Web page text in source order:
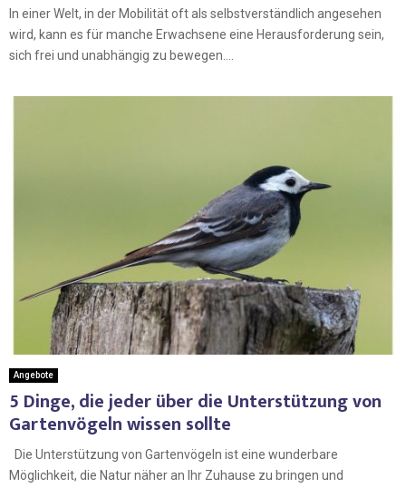
In einer Welt, in der Mobilität oft als selbstverständlich angesehen
wird, kann es für manche Erwachsene eine Herausforderung sein,
sich frei und unabhängig zu bewegen....
Angebote
5 Dinge, die jeder über die Unterstützung von
Gartenvögeln wissen sollte
Die Unterstützung von Gartenvögeln ist eine wunderbare
Möglichkeit, die Natur näher an Ihr Zuhause zu bringen und